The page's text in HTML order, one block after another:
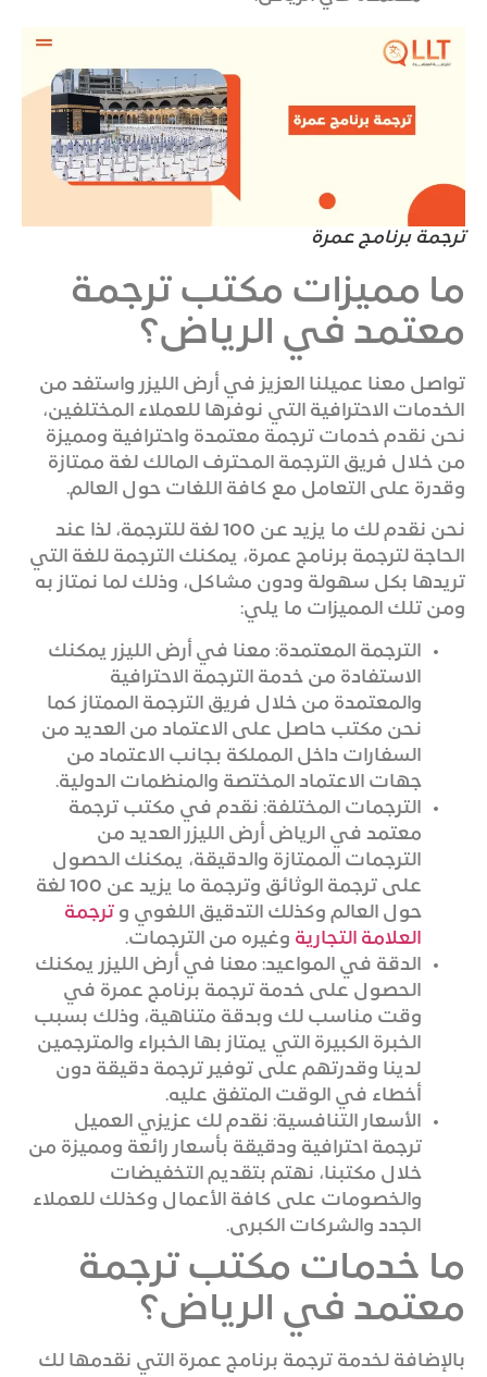
ترجمة برنامج عمرة
ما مميزات مكتب ترجمة
معتمد في الرياض؟
تواصل معنا عميلنا العزيز في أرض الليزر واستفد من
الخدمات الاحترافية التي نوفرها للعملاء المختلفين،
نحن نقدم خدمات ترجمة معتمدة واحترافية ومميزة
من خلال فريق الترجمة المحترف المالك لغة ممتازة
وقدرة على التعامل مع كافة اللغات حول العالم.
نحن نقدم لك ما يزيد عن 100 لغة للترجمة، لذا عند
الحاجة لترجمة برنامج عمرة، يمكنك الترجمة للغة التي
تريدها بكل سهولة ودون مشاكل، وذلك لما نمتاز به
ومن تلك المميزات ما يلي:
الترجمة المعتمدة: معنا في أرض الليزر يمكنك
الاستفادة من خدمة الترجمة الاحترافية
والمعتمدة من خلال فريق الترجمة الممتاز كما
نحن مكتب حاصل على الاعتماد من العديد من
السفارات داخل المملكة بجانب الاعتماد من
جهات الاعتماد المختصة والمنظمات الدولية.
الترجمات المختلفة: نقدم في مكتب ترجمة
معتمد في الرياض أرض الليزر العديد من
الترجمات الممتازة والدقيقة، يمكنك الحصول
على ترجمة الوثائق وترجمة ما يزيد عن 100 لغة
حول العالم وكذلك التدقيق اللغوي و ترجمة
العلامة التجارية وغيره من الترجمات.
الدقة في المواعيد: معنا في أرض الليزر يمكنك
الحصول على خدمة ترجمة برنامج عمرة في
وقت مناسب لك وبدقة متناهية، وذلك بسبب
الخبرة الكبيرة التي يمتاز بها الخبراء والمترجمين
لدينا وقدرتهم على توفير ترجمة دقيقة دون
أخطاء في الوقت المتفق عليه.
الأسعار التنافسية: نقدم لك عزيزي العميل
ترجمة احترافية ودقيقة بأسعار رائعة ومميزة من
خلال مكتبنا، نهتم بتقديم التخفيضات
والخصومات على كافة الأعمال وكذلك للعملاء
الجدد والشركات الكبرى.
ما خدمات مكتب ترجمة
معتمد في الرياض؟
بالإضافة لخدمة ترجمة برنامج عمرة التي نقدمها لك